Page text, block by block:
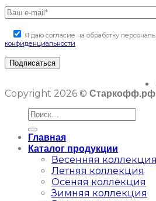
Я даю согласие на обработку
конфиденциальности
Copyright 2026 © Старкофф.рф
Главная
Каталог продукции
Весенняя коллекция
Летняя коллекция
Осеняя коллекция
Зимняя коллекция